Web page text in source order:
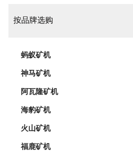
按品牌选购
蚂蚁矿机
神马矿机
阿瓦隆矿机
海豹矿机
火山矿机
福鹿矿机